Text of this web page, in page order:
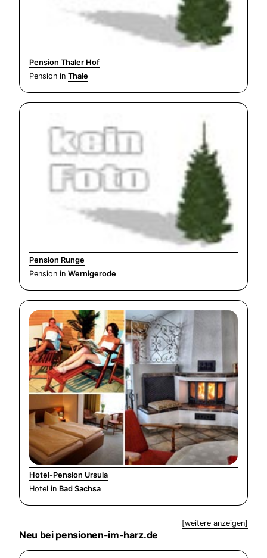
Pension Thaler Hof
Pension in Thale
Pension Runge
Pension in Wernigerode
Hotel-Pension Ursula
Hotel in Bad Sachsa
[weitere anzeigen]
Neu bei pensionen-im-harz.de